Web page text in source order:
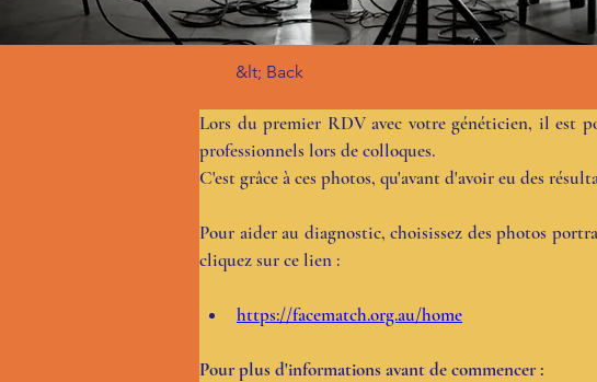
Lors du premier RDV avec votre généticien, il est
professionnels lors de colloques.
C'est grâce à ces photos, qu'avant d'avoir eu des
Pour aider au diagnostic, choisissez des photos
cliquez sur ce lien :
​https://facematch.org.au/home
Pour plus d'informations avant de commencer :
&lt; Back